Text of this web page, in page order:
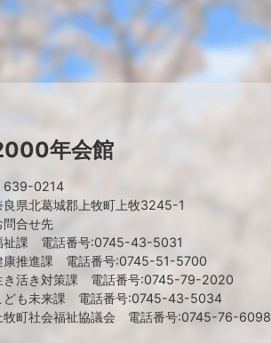
年会館
639-0214
良県北葛城郡上牧町上牧3245-1
問合せ先
祉課 電話番号:0745-43-5031
康推進課 電話番号:0745-51-5700
き活き対策課 電話番号:0745-79-2020
ども未来課 電話番号:0745-43-5034
牧町社会福祉協議会 電話番号:0745-76-6098